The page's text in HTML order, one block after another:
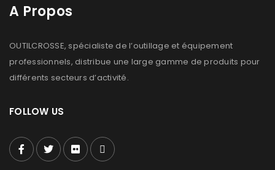
A Propos
OUTILCROSSE, spécialiste de l’outillage et équipement
professionnels, distribue une large gamme de produits pour
différents secteurs d’activité.
FOLLOW US